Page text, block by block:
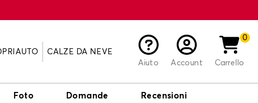
CALZE DA NEVE
Aiuto
Account
0
Carrello
Foto Domande Recensioni